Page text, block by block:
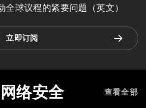
全球议程的紧要问题（英文）
立即订阅
网络安全 查看全部